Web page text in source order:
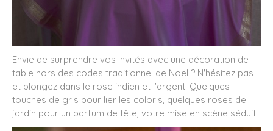
Envie de surprendre vos invités avec une décoration de
table hors des codes traditionnel de Noel ? N'hésitez pas
et plongez dans le rose indien et l'argent. Quelques
touches de gris pour lier les coloris, quelques roses de
jardin pour un parfum de fête, votre mise en scène séduit.